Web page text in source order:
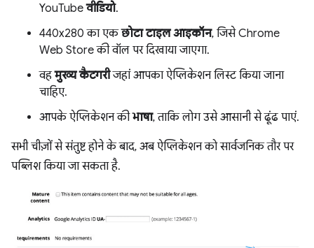
YouTubeवीडियो.
440x280 का एकछोटा टाइल आइकॉन, जिसे Chrome
Web Store की वॉल पर दिखाया जाएगा.
वहमुख्य कैटगरीजहां आपका ऐप्लिकेशन लिस्ट किया जाना
चाहिए.
आपके ऐप्लिकेशन कीभाषा, ताकि लोग उसे आसानी से ढूंढ पाएं.
सभी चीज़ों से संतुष्ट होने के बाद, अब ऐप्लिकेशन को सार्वजनिक तौर पर
पब्लिश किया जा सकता है.